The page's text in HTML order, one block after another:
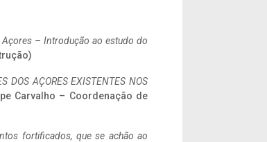
– Introdução ao estudo do
DOS AÇORES EXISTENTES NOS
Carvalho – Coordenação de
fortificados, que se achão ao